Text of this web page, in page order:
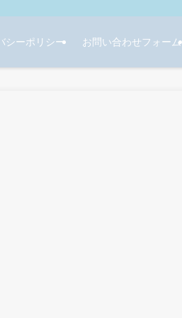
シーポリシー お問い合わせフォーム